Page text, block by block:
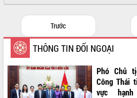
Trước
THÔNG TIN ĐỐI NGOẠI
Phó Chủ
Công Thái
vực